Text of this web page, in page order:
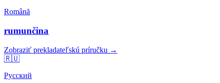
Română
rumunčina
Zobraziť prekladateľskú príručku →
🇷🇺
Русский